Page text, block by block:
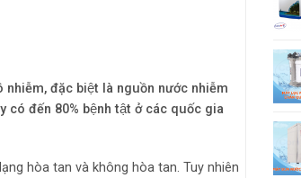
đặc biệt là nguồn nước nhiễm
có đến 80% bệnh tật ở các quốc gia
hòa tan và không hòa tan. Tuy nhiên